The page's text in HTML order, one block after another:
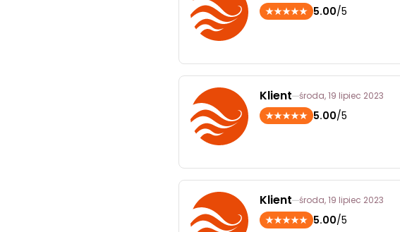
5.00/5
Klient środa, 19 lipiec 2023
5.00/5
Klient środa, 19 lipiec 2023
5.00/5